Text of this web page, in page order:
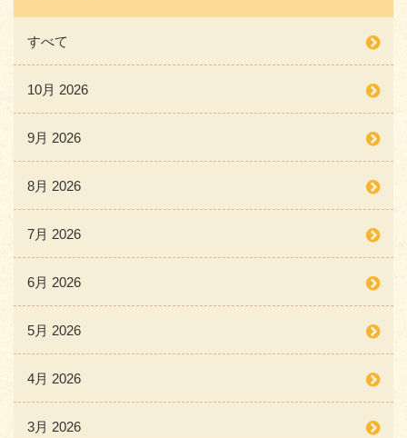
すべて
10月 2026
9月 2026
8月 2026
7月 2026
6月 2026
5月 2026
4月 2026
3月 2026